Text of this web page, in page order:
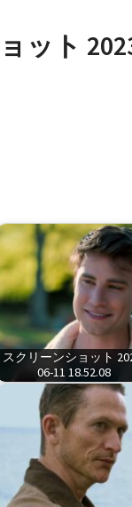
ット
スクリーンショット
06-11 18.52.08